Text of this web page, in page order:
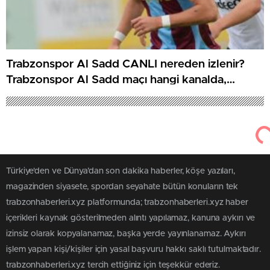
Trabzonspor Al Sadd CANLI nereden izlenir?
Trabzonspor Al Sadd maçı hangi kanalda,
nereden izlenir?
Türkiye'den ve Dünya’dan son dakika haberler, köşe yazıları,
magazinden siyasete, spordan seyahate bütün konuların tek
trabzonhaberleri.xyz platformunda; trabzonhaberleri.xyz haber
içerikleri kaynak gösterilmeden alıntı yapılamaz, kanuna aykırı ve
izinsiz olarak kopyalanamaz, başka yerde yayınlanamaz. Aykırı
işlem yapan kişi/kişiler için yasal başvuru hakkı saklı tutulmaktadır.
trabzonhaberleri.xyz tercih ettiğiniz için teşekkür ederiz.